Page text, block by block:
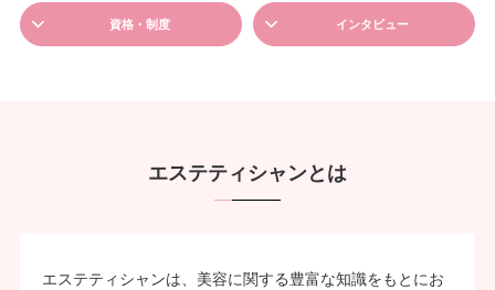
資格・制度 インタビュー
エステティシャンとは
エステティシャンは、美容に関する豊富な知識をもとにお